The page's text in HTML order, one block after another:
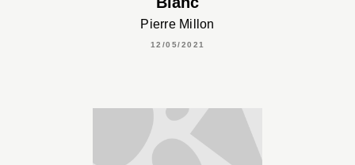
Pierre Millon
12/05/2021